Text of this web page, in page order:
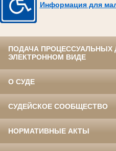
Информация для
ПОДАЧА ПРОЦЕССУАЛЬНЫХ
ЭЛЕКТРОННОМ ВИДЕ
О СУДЕ
СУДЕЙСКОЕ СООБЩЕСТВО
НОРМАТИВНЫЕ АКТЫ